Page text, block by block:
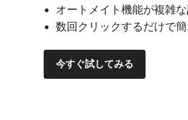
オートメイト機能が複雑
数回クリックするだけで
今すぐ試してみる